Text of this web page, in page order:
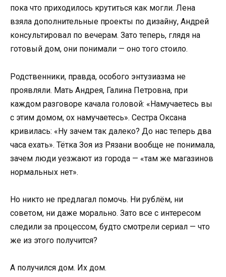
пока что приходилось крутиться как могли. Лена
взяла дополнительные проекты по дизайну, Андрей
консультировал по вечерам. Зато теперь, глядя на
готовый дом, они понимали — оно того стоило.
Родственники, правда, особого энтузиазма не
проявляли. Мать Андрея, Галина Петровна, при
каждом разговоре качала головой: «Намучаетесь вы
с этим домом, ох намучаетесь». Сестра Оксана
кривилась: «Ну зачем так далеко? До нас теперь два
часа ехать». Тётка Зоя из Рязани вообще не понимала,
зачем люди уезжают из города — «там же магазинов
нормальных нет».
Но никто не предлагал помочь. Ни рублём, ни
советом, ни даже морально. Зато все с интересом
следили за процессом, будто смотрели сериал — что
же из этого получится?
А получился дом. Их дом.